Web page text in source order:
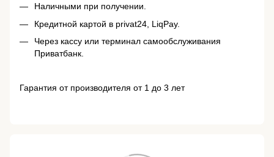
Наличными при получении.
Кредитной картой в privat24, LiqPay.
Через кассу или терминал самообслуживания
Приватбанк.
Гарантия от производителя от 1 до 3 лет